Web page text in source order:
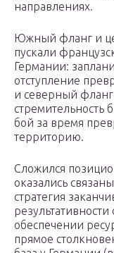
направлениях.
Южный фланг и
пускали
Германии:
отступление
и северный фланг
стремительность
бой за время
территорию.
Сложился
оказались
стратегия
обеспечении
прямое